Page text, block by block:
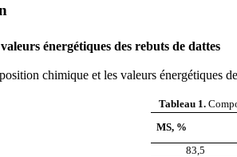
énergétiques des rebuts de dattes
chimique et les valeurs énergétiques
Tableau 1.
MS, %
83,5